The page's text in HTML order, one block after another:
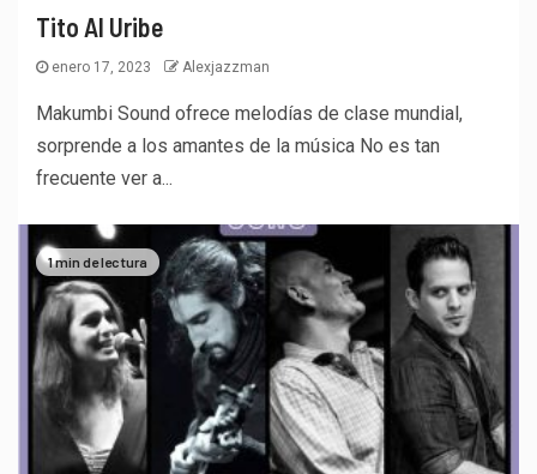
Tito Al Uribe
enero 17, 2023 Alexjazzman
Makumbi Sound ofrece melodías de clase mundial,
sorprende a los amantes de la música No es tan
frecuente ver a...
1 min de lectura